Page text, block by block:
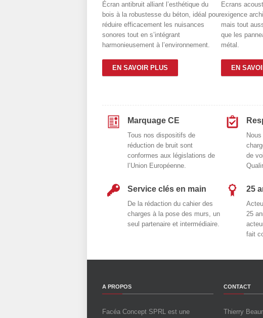
Écran antibruit alliant l’esthétique du
bois à la robustesse du béton, idéal pour
réduire efficacement les nuisances
sonores tout en s’intégrant
harmonieusement à l’environnement.
EN SAVOIR PLUS
Ecrans
exigence
mais tout
que les
métal.
EN
Marquage CE
Tous nos dispositifs de
réduction de bruit sont
conformes aux législations de
l’Union Européenne.
de
Service clés en main
De la rédaction du cahier des
charges à la pose des murs, un
seul partenaire et intermédiaire.
25
25
fait
A PROPOS
Facéa Concept SPRL est une
CONTACT
Thierry